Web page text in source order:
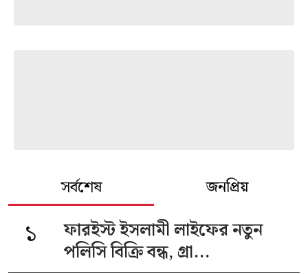
সর্বশেষ জনপ্রিয়
১
ফারইস্ট ইসলামী লাইফের নতুন
পলিসি বিক্রি বন্ধ, গ্রা...